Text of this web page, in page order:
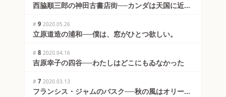
西脇順三郎の神田古書店街──カンダは天国に近く
# 9 2020.05.26
立原道造の浦和──僕は、窓がひとつ欲しい。
# 8 2020.04.16
吉原幸子の四谷──わたしはどこにもゐなかった
# 7 2020.03.13
フランシス・ジャムのバスク──秋の風はオリーブ